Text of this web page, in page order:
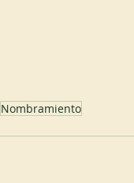
Nombramiento